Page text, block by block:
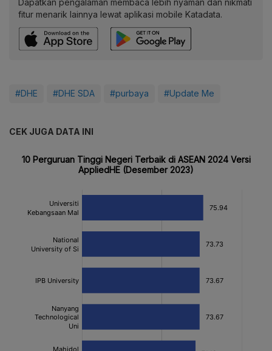
Dapatkan pengalaman membaca lebih nyaman dan nikmati
fitur menarik lainnya lewat aplikasi mobile Katadata.
#DHE #DHE SDA #purbaya #Update Me
CEK JUGA DATA INI